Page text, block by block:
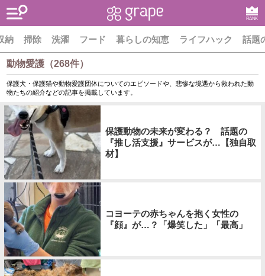
RANK
納 掃除 洗濯 フード 暮らしの知恵 ライフハック 話題
動物愛護（268件）
保護犬・保護猫や動物愛護団体についてのエピソードや、悲惨な境遇から救われた動
物たちの紹介などの記事を掲載しています。
保護動物の未来が変わる？ 話題の
『推し活支援』サービスが…【独自取
材】
コヨーテの赤ちゃんを抱く女性の
『顔』が…？「爆笑した」「最高」